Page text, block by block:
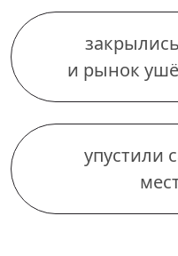
и рынок
упустили